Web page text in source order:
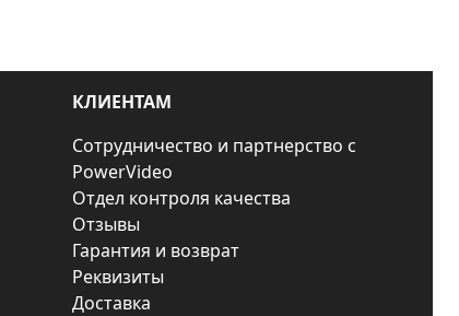
КЛИЕНТАМ
Сотрудничество и партнерство с
PowerVideo
Отдел контроля качества
Отзывы
Гарантия и возврат
Реквизиты
Доставка